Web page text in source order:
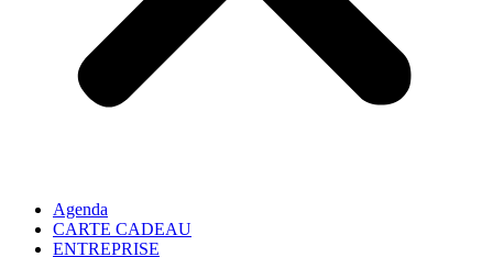
Agenda
CARTE CADEAU
ENTREPRISE